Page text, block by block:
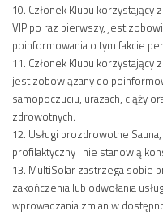
10. Członek Klubu korzystający
VIP po raz pierwszy, jest
poinformowania o tym fakcie
11. Członek Klubu korzystający
jest zobowiązany do
samopoczuciu, urazach, ciąży
zdrowotnych.
12. Usługi prozdrowotne
profilaktyczny i nie stanowią
13. MultiSolar zastrzega sobie
zakończenia lub odwołania
wprowadzania zmian w